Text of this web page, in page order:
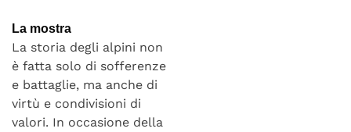
La mostra
La storia degli alpini non
è fatta solo di sofferenze
e battaglie, ma anche di
virtù e condivisioni di
valori. In occasione della